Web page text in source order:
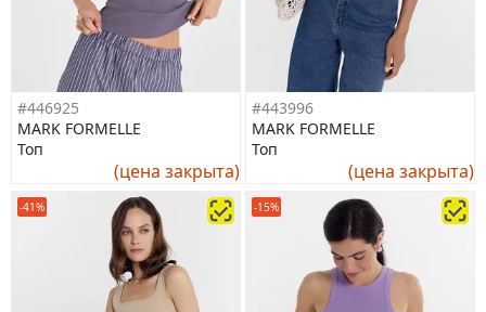
#446925
MARK FORMELLE
Топ
(цена закрыта)
#443996
MARK FORMELLE
Топ
(цена закрыта)
-41% -15%